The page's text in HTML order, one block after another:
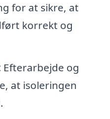
for at sikre, at
korrekt og
Efterarbejde og
at isoleringen